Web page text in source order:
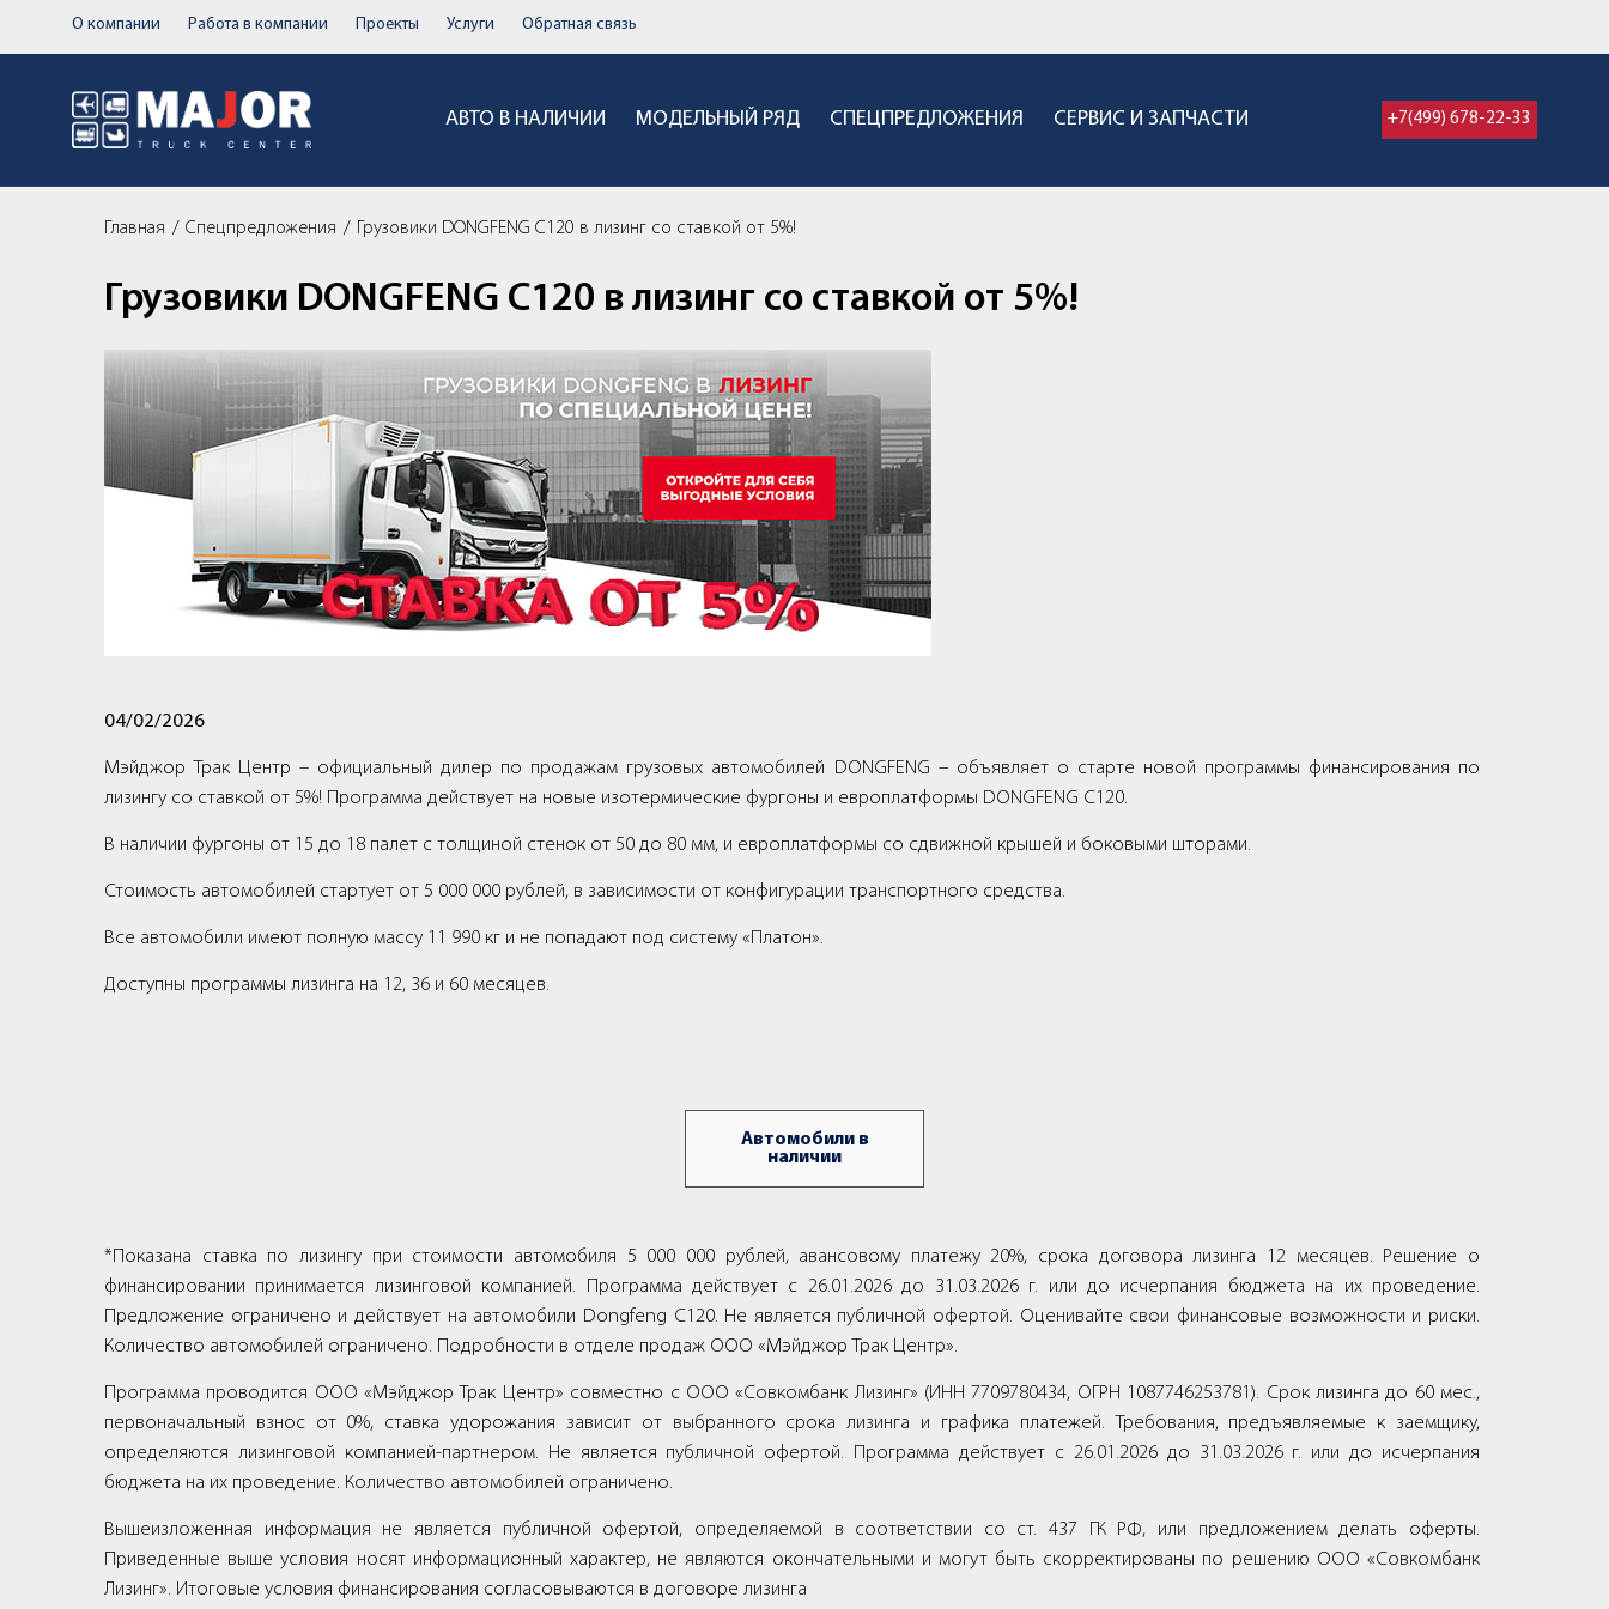
О компании Работа в компании Проекты Услуги Обратная связь
АВТО В НАЛИЧИИ МОДЕЛЬНЫЙ РЯД СПЕЦПРЕДЛОЖЕНИЯ СЕРВИС И ЗАПЧАСТИ +7(499) 678-22-33
Главная Спецпредложения Грузовики DONGFENG C120 в лизинг со ставкой от 5%!
Грузовики DONGFENG C120 в лизинг со ставкой от 5%!
04/02/2026
Мэйджор Трак Центр – официальный дилер по продажам грузовых автомобилей DONGFENG – объявляет о старте новой программы финансирования по
лизингу со ставкой от 5%! Программа действует на новые изотермические фургоны и европлатформы DONGFENG C120.
В наличии фургоны от 15 до 18 палет с толщиной стенок от 50 до 80 мм, и европлатформы со сдвижной крышей и боковыми шторами.
Стоимость автомобилей стартует от 5 000 000 рублей, в зависимости от конфигурации транспортного средства.
Все автомобили имеют полную массу 11 990 кг и не попадают под систему «Платон».
Доступны программы лизинга на 12, 36 и 60 месяцев.
Автомобили в
наличии
*Показана ставка по лизингу при стоимости автомобиля 5 000 000 рублей, авансовому платежу 20%, срока договора лизинга 12 месяцев. Решение о
финансировании принимается лизинговой компанией. Программа действует с 26.01.2026 до 31.03.2026 г. или до исчерпания бюджета на их проведение.
Предложение ограничено и действует на автомобили Dongfeng C120. Не является публичной офертой. Оценивайте свои финансовые возможности и риски.
Количество автомобилей ограничено. Подробности в отделе продаж ООО «Мэйджор Трак Центр».
Программа проводится ООО «Мэйджор Трак Центр» совместно с ООО «Совкомбанк Лизинг» (ИНН 7709780434, ОГРН 1087746253781). Срок лизинга до 60 мес.,
первоначальный взнос от 0%, ставка удорожания зависит от выбранного срока лизинга и графика платежей. Требования, предъявляемые к заемщику,
определяются лизинговой компанией-партнером. Не является публичной офертой. Программа действует с 26.01.2026 до 31.03.2026 г. или до исчерпания
бюджета на их проведение. Количество автомобилей ограничено.
Вышеизложенная информация не является публичной офертой, определяемой в соответствии со ст. 437 ГК РФ, или предложением делать оферты.
Приведенные выше условия носят информационный характер, не являются окончательными и могут быть скорректированы по решению ООО «Совкомбанк
Лизинг». Итоговые условия финансирования согласовываются в договоре лизинга